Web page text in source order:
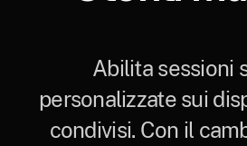
Abilita sessioni
personalizzate sui
condivisi. Con il